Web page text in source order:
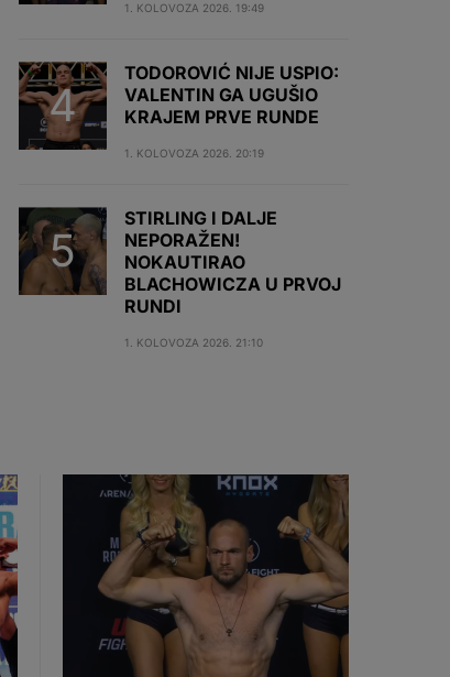
1. KOLOVOZA 2026. 19:49
TODOROVIĆ NIJE USPIO:
VALENTIN GA UGUŠIO
KRAJEM PRVE RUNDE
1. KOLOVOZA 2026. 20:19
STIRLING I DALJE
NEPORAŽEN!
NOKAUTIRAO
BLACHOWICZA U PRVOJ
RUNDI
1. KOLOVOZA 2026. 21:10